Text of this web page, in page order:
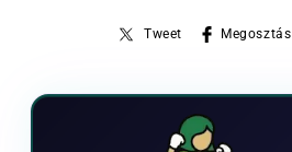
Tweet Megosztás